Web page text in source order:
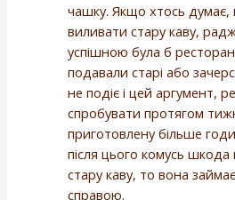
чашку. Якщо хтось
виливати стару каву,
успішною була б
подавали старі або
не подіє і цей аргумент,
спробувати протягом
приготовлену більше
після цього комусь
стару каву, то вона
справою.